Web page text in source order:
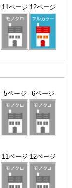
11ページ 12ページ
5ページ 6ページ
11ページ 12ページ